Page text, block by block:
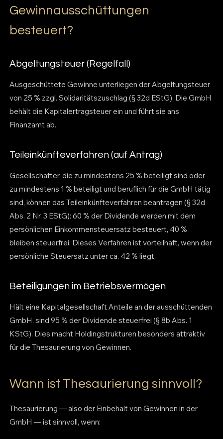
Gewinnausschüttungen
besteuert?
Abgeltungsteuer (Regelfall)
Ausgeschüttete Gewinne unterliegen der Abgeltungsteuer
von 25 % zzgl. Solidaritätszuschlag (§ 32d EStG). Die GmbH
behält die Kapitalertragsteuer ein und führt sie ans
Finanzamt ab.
Teileinkünfteverfahren (auf Antrag)
Gesellschafter, die zu mindestens 25 % beteiligt sind oder
zu mindestens 1 % beteiligt und beruflich für die GmbH tätig
sind, können das Teileinkünfteverfahren beantragen (§ 32d
Abs. 2 Nr. 3 EStG): 60 % der Dividende werden mit dem
persönlichen Einkommensteuersatz besteuert, 40 %
bleiben steuerfrei. Dieses Verfahren ist vorteilhaft, wenn der
persönliche Steuersatz unter ca. 42 % liegt.
Beteiligungen im Betriebsvermögen
Hält eine Kapitalgesellschaft Anteile an der ausschüttenden
GmbH, sind 95 % der Dividende steuerfrei (§ 8b Abs. 1
KStG). Dies macht Holdingstrukturen besonders attraktiv
für die Thesaurierung von Gewinnen.
Wann ist Thesaurierung sinnvoll?
Thesaurierung — also der Einbehalt von Gewinnen in der
GmbH — ist sinnvoll, wenn: